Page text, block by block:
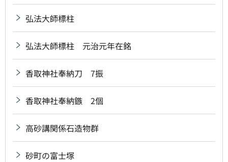
弘法大師標柱
弘法大師標柱 元治元年在銘
香取神社奉納刀 7振
香取神社奉納鏃 2個
高砂講関係石造物群
砂町の富士塚